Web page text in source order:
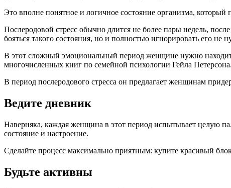
Это вполне понятное и логичное состояние организма,
Послеродовой стресс обычно длится не более пары недель,
бояться такого состояния, но и полностью игнорировать его не
В этот сложный эмоциональный период женщине нужно
многочисленных книг по семейной психологии Гейла Петерсона.
В период послеродового стресса он предлагает женщинам
Ведите дневник
Наверняка, каждая женщина в этот период испытывает целую
состояние и настроение.
Сделайте процесс максимально приятным: купите красивый
Будьте активны